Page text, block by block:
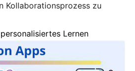
Kollaborationsprozess zu
Lernen